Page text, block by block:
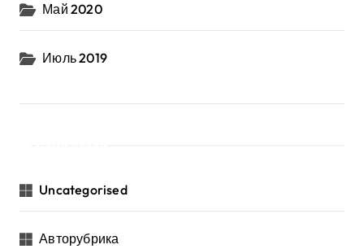
Май 2020
Июль 2019
Uncategorised
Авторубрика